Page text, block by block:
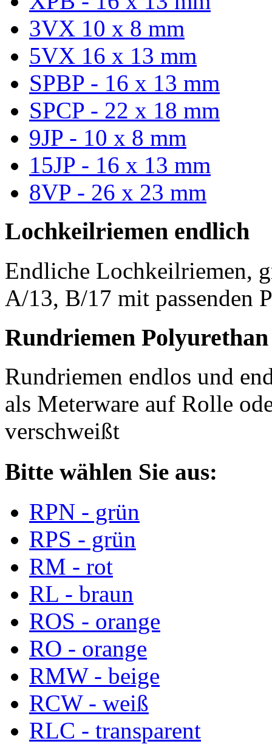
3VX 10 x 8 mm
5VX 16 x 13 mm
SPBP - 16 x 13 mm
SPCP - 22 x 18 mm
9JP - 10 x 8 mm
15JP - 16 x 13 mm
8VP - 26 x 23 mm
Lochkeilriemen endlich
Endliche Lochkeilriemen,
A/13, B/17 mit passenden
Rundriemen Polyurethan
Rundriemen endlos und
als Meterware auf Rolle
verschweißt
Bitte wählen Sie aus:
RPN - grün
RPS - grün
RM - rot
RL - braun
ROS - orange
RO - orange
RMW - beige
RCW - weiß
RLC - transparent